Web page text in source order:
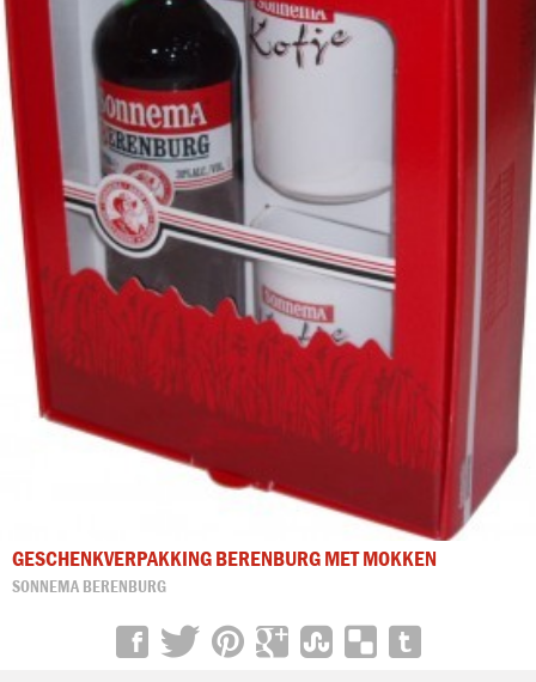
GESCHENKVERPAKKING BERENBURG MET MOKKEN
SONNEMA BERENBURG